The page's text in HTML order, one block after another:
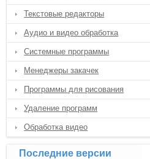
Текстовые редакторы
Аудио и видео обработка
Системные программы
Менеджеры закачек
Программы для рисования
Удаление программ
Обработка видео
Последние версии